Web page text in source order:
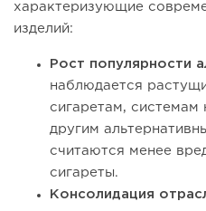
характеризующие
изделий:
Рост популярности
наблюдается
сигаретам, системам
другим
считаются менее
сигареты.
Консолидация